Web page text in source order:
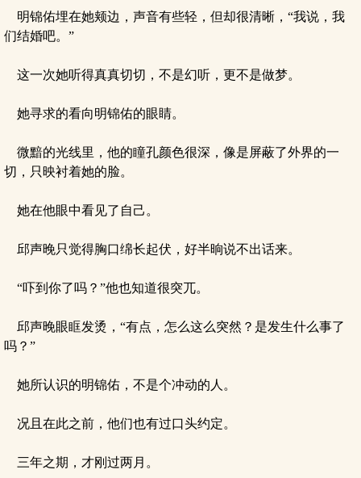
明锦佑埋在她颊边，声音有些轻，但却很清晰，“我说，我
们结婚吧。”
这一次她听得真真切切，不是幻听，更不是做梦。
她寻求的看向明锦佑的眼睛。
微黯的光线里，他的瞳孔颜色很深，像是屏蔽了外界的一
切，只映衬着她的脸。
她在他眼中看见了自己。
邱声晚只觉得胸口绵长起伏，好半晌说不出话来。
“吓到你了吗？”他也知道很突兀。
邱声晚眼眶发烫，“有点，怎么这么突然？是发生什么事了
吗？”
她所认识的明锦佑，不是个冲动的人。
况且在此之前，他们也有过口头约定。
三年之期，才刚过两月。